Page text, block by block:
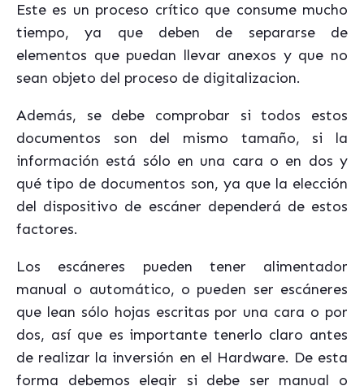
Este es un proceso crítico que consume mucho
tiempo, ya que deben de separarsede
elementos que puedan llevar anexos y que no
sean objeto del proceso de digitalizacion.
Además, se debe comprobar si todos estos
documentos son del mismo tamaño, si la
información está sólo en una cara o en dos y
qué tipo de documentos son, ya que la elección
del dispositivo de escáner dependerá de estos
factores.
Los escáneres pueden tener alimentador
manual o automático, o pueden ser escáneres
que lean sólo hojas escritas por una cara o por
dos, así que es importante tenerlo claro antes
de realizar la inversión en el Hardware. De esta
forma debemos elegir si debe ser manual o